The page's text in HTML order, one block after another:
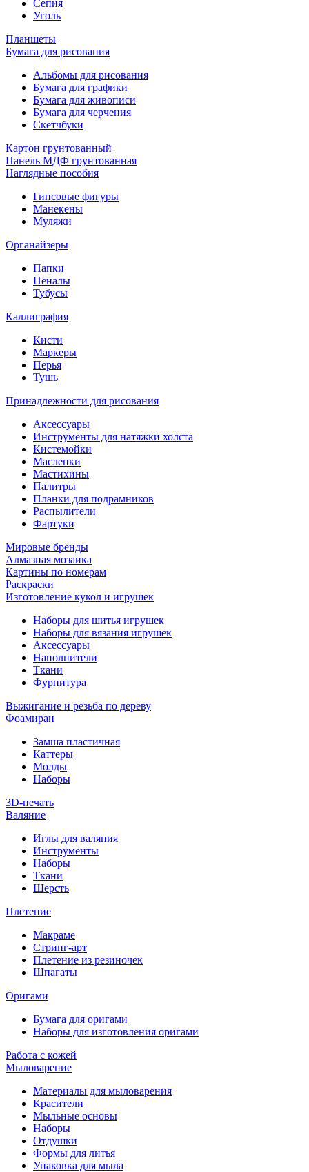
Сепия
Уголь
Планшеты
Бумага для рисования
Альбомы для рисования
Бумага для графики
Бумага для живописи
Бумага для черчения
Скетчбуки
Картон грунтованный
Панель МДФ грунтованная
Наглядные пособия
Гипсовые фигуры
Манекены
Муляжи
Органайзеры
Папки
Пеналы
Тубусы
Каллиграфия
Кисти
Маркеры
Перья
Тушь
Принадлежности для рисования
Аксессуары
Инструменты для натяжки холста
Кистемойки
Масленки
Мастихины
Палитры
Планки для подрамников
Распылители
Фартуки
Мировые бренды
Алмазная мозаика
Картины по номерам
Раскраски
Изготовление кукол и игрушек
Наборы для шитья игрушек
Наборы для вязания игрушек
Аксессуары
Наполнители
Ткани
Фурнитура
Выжигание и резьба по дереву
Фоамиран
Замша пластичная
Каттеры
Молды
Наборы
3D-печать
Валяние
Иглы для валяния
Инструменты
Наборы
Ткани
Шерсть
Плетение
Макраме
Стринг-арт
Плетение из резиночек
Шпагаты
Оригами
Бумага для оригами
Наборы для изготовления оригами
Работа с кожей
Мыловарение
Материалы для мыловарения
Красители
Мыльные основы
Наборы
Отдушки
Формы для литья
Упаковка для мыла